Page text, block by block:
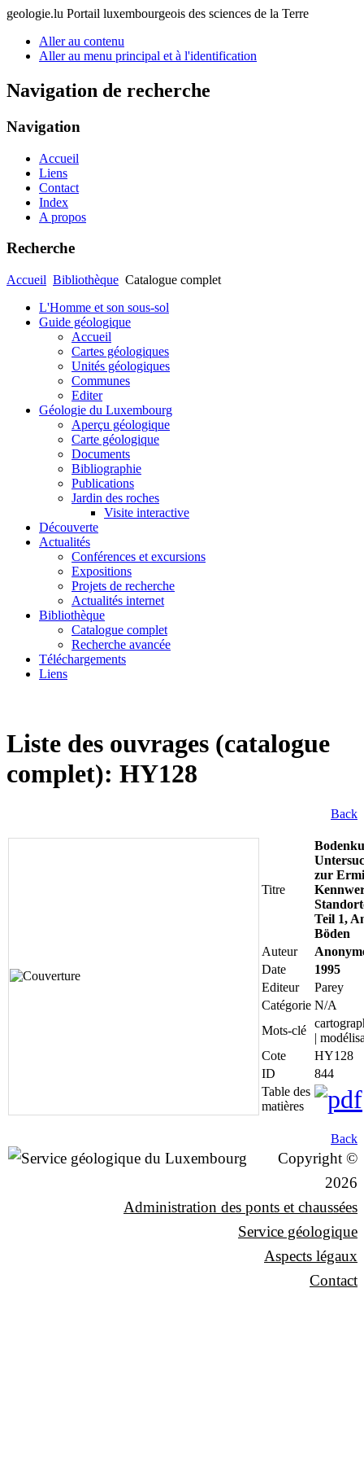
geologie.lu Portail luxembourgeois des sciences de la Terre
Aller au contenu
Aller au menu principal et à l'identification
Navigation de recherche
Navigation
Accueil
Liens
Contact
Index
A propos
Recherche
Accueil Bibliothèque Catalogue complet
L'Homme et son sous-sol
Guide géologique
Accueil
Cartes géologiques
Unités géologiques
Communes
Editer
Géologie du Luxembourg
Aperçu géologique
Carte géologique
Documents
Bibliographie
Publications
Jardin des roches
Visite interactive
Découverte
Actualités
Conférences et excursions
Expositions
Projets de recherche
Actualités internet
Bibliothèque
Catalogue complet
Recherche avancée
Téléchargements
Liens
Liste des ouvrages (catalogue
complet): HY128
Back
Titre
zur
Teil 1,
Böden
Auteur
Date
1995
Editeur
Parey
Catégorie N/A
Mots-clé
|
Cote
HY128
ID
844
Table des
matières
Back
Copyright ©
2026
Administration des ponts et chaussées
Service géologique
Aspects légaux
Contact